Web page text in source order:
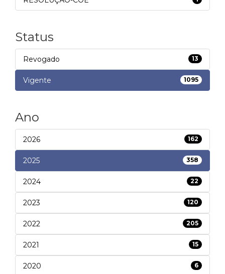
Status
Revogado 13
Vigente 1095
Ano
2026 162
2025 358
2024 22
2023 120
2022 205
2021 15
2020 6